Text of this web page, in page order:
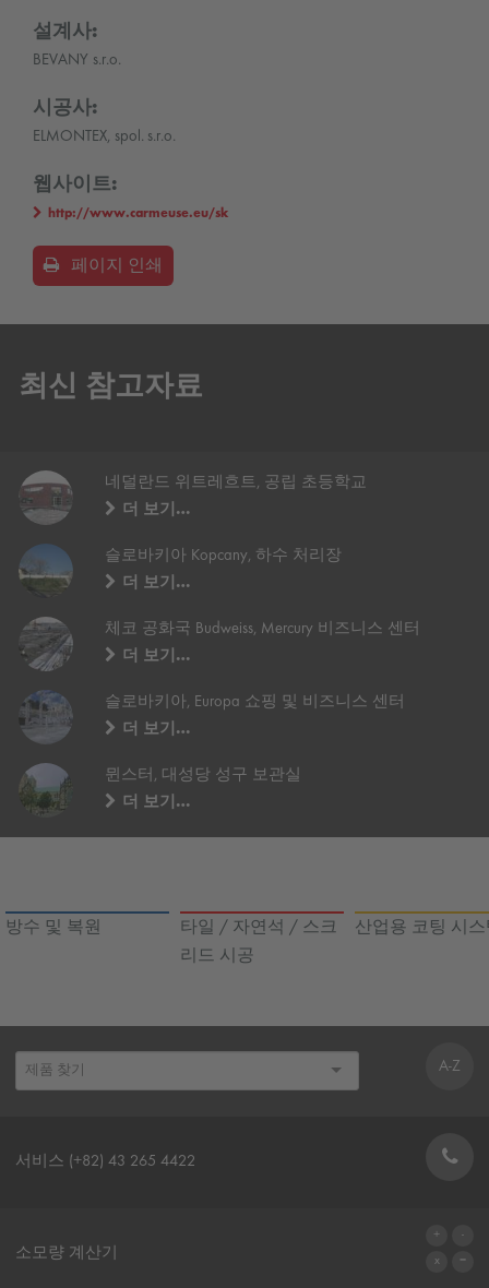
설계사:
BEVANY s.r.o.
시공사:
ELMONTEX, spol. s.r.o.
웹사이트:
http://www.carmeuse.eu/sk
페이지 인쇄
최신 참고자료
네덜란드 위트레흐트, 공립 초등학교
더 보기…
슬로바키아 Kopcany, 하수 처리장
더 보기…
체코 공화국 Budweiss, Mercury 비즈니스 센터
더 보기…
슬로바키아, Europa 쇼핑 및 비즈니스 센터
더 보기…
뮌스터, 대성당 성구 보관실
더 보기…
방수 및 복원
타일 / 자연석 / 스크
리드 시공
산업용 코팅 시스
A-Z
서비스 (+82) 43 265 4422
소모량 계산기